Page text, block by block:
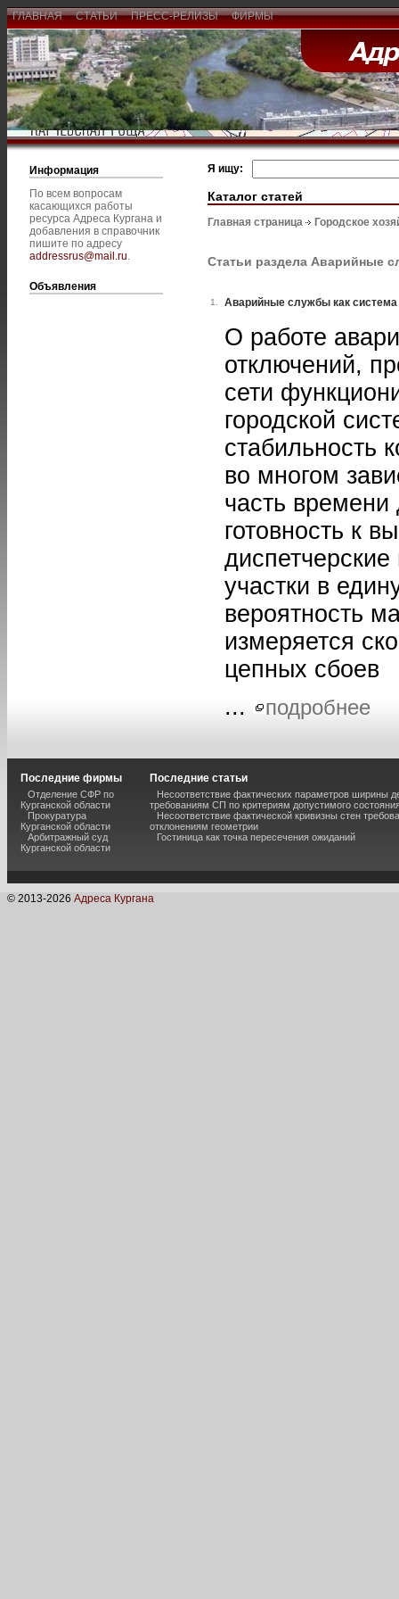
ГЛАВНАЯ СТАТЬИ ПРЕСС-РЕЛИЗЫ ФИРМЫ
Информация
По всем вопросам
касающихся работы
ресурса Адреса Кургана и
добавления в справочник
пишите по адресу
addressrus@mail.ru.
Объявления
Я ищу:
Каталог статей
Главная страница Городское
Статьи раздела Аварийные
1. Аварийные службы как
О работе
отключений,
сети
городской
стабильность
во многом
часть
готовность к
участки в
вероятность
измеряется
цепных сбоев
...
подробнее
Последние фирмы
Отделение СФР по
Курганской области
Прокуратура
Курганской области
Арбитражный суд
Курганской области
Последние статьи
Несоответствие фактических параметров ширины
требованиям СП по критериям допустимого
Несоответствие фактической кривизны стен
отклонениям геометрии
Гостиница как точка пересечения ожиданий
© 2013-2026 Адреса Кургана